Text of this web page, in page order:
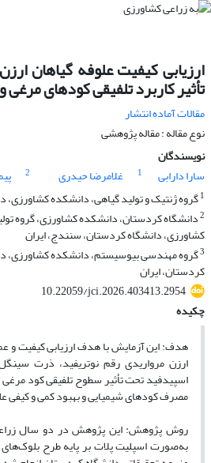
ارزیابی کیفیت علوفه گیاهان
تأثیر کاربرد تلفیقی کودهای مرغی
مقالات آماده انتشار
نوع مقاله : مقاله پژوهشی
نویسندگان
سارا دارابی
1 غلامرضا حیدری 2
1گروه ژنتیک و تولید گیاهی، دانشکده کشاورزی،
2دانشگاه کردستان، دانشکده کشاورزی، گروه
کشاورزی، دانشگاه کردستان، سنندج، ایران
3گروه مهندسی بیوسیستم، دانشکده کشاورزی،
کردستان، ایران
10.22059/jci.2026.403413.2954
چکیده
هدف: این آزمایش با هدف ارزیابی کیفیت و
اسپیدفید تحت تأثیر سطوح تلفیقی کود
مصرف کودهای شیمیایی و بهبود کمی و کیفی
به‌صورت اسپلیت پلات بر پایه طرح